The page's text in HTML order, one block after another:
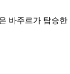
바주르가 탑승